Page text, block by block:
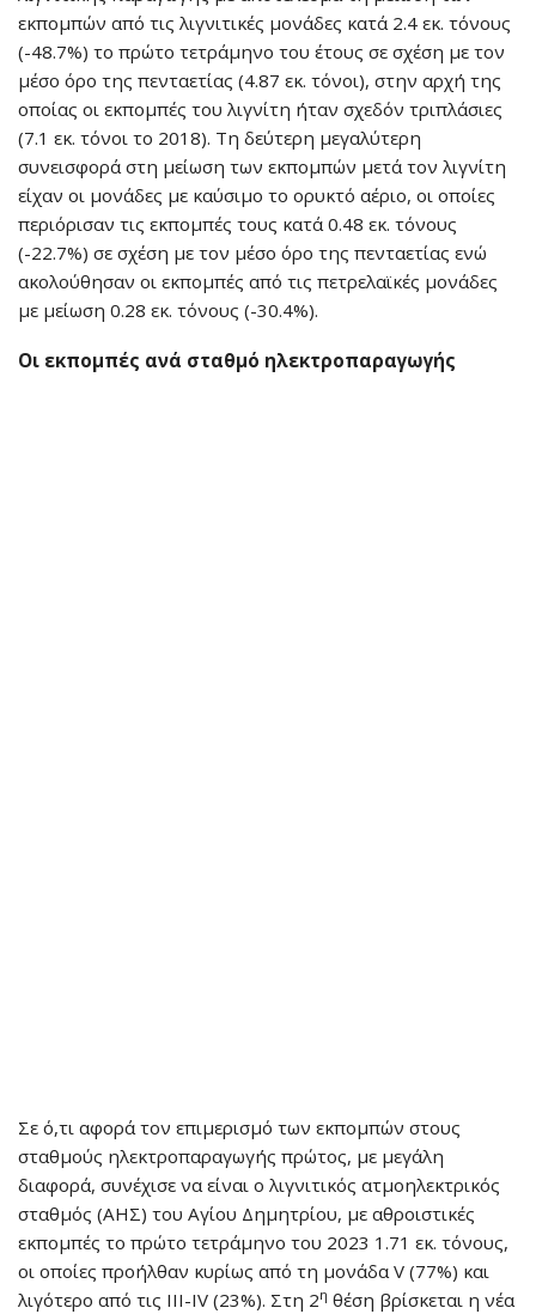
εκπομπών από τις λιγνιτικές μονάδες κατά 2.4 εκ. τόνους
(-48.7%) το πρώτο τετράμηνο του έτους σε σχέση με τον
μέσο όρο της πενταετίας (4.87 εκ. τόνοι), στην αρχή της
οποίας οι εκπομπές του λιγνίτη ήταν σχεδόν τριπλάσιες
(7.1 εκ. τόνοι το 2018). Τη δεύτερη μεγαλύτερη
συνεισφορά στη μείωση των εκπομπών μετά τον λιγνίτη
είχαν οι μονάδες με καύσιμο το ορυκτό αέριο, οι οποίες
περιόρισαν τις εκπομπές τους κατά 0.48 εκ. τόνους
(-22.7%) σε σχέση με τον μέσο όρο της πενταετίας ενώ
ακολούθησαν οι εκπομπές από τις πετρελαϊκές μονάδες
με μείωση 0.28 εκ. τόνους (-30.4%).
Οι εκπομπές ανά σταθμό ηλεκτροπαραγωγής
Σε ό,τι αφορά τον επιμερισμό των εκπομπών στους
σταθμούς ηλεκτροπαραγωγής πρώτος, με μεγάλη
διαφορά, συνέχισε να είναι ο λιγνιτικός ατμοηλεκτρικός
σταθμός (ΑΗΣ) του Αγίου Δημητρίου, με αθροιστικές
εκπομπές το πρώτο τετράμηνο του 2023 1.71 εκ. τόνους,
οι οποίες προήλθαν κυρίως από τη μονάδα V (77%) και
λιγότερο από τις III-IV (23%). Στη 2η θέση βρίσκεται η νέα